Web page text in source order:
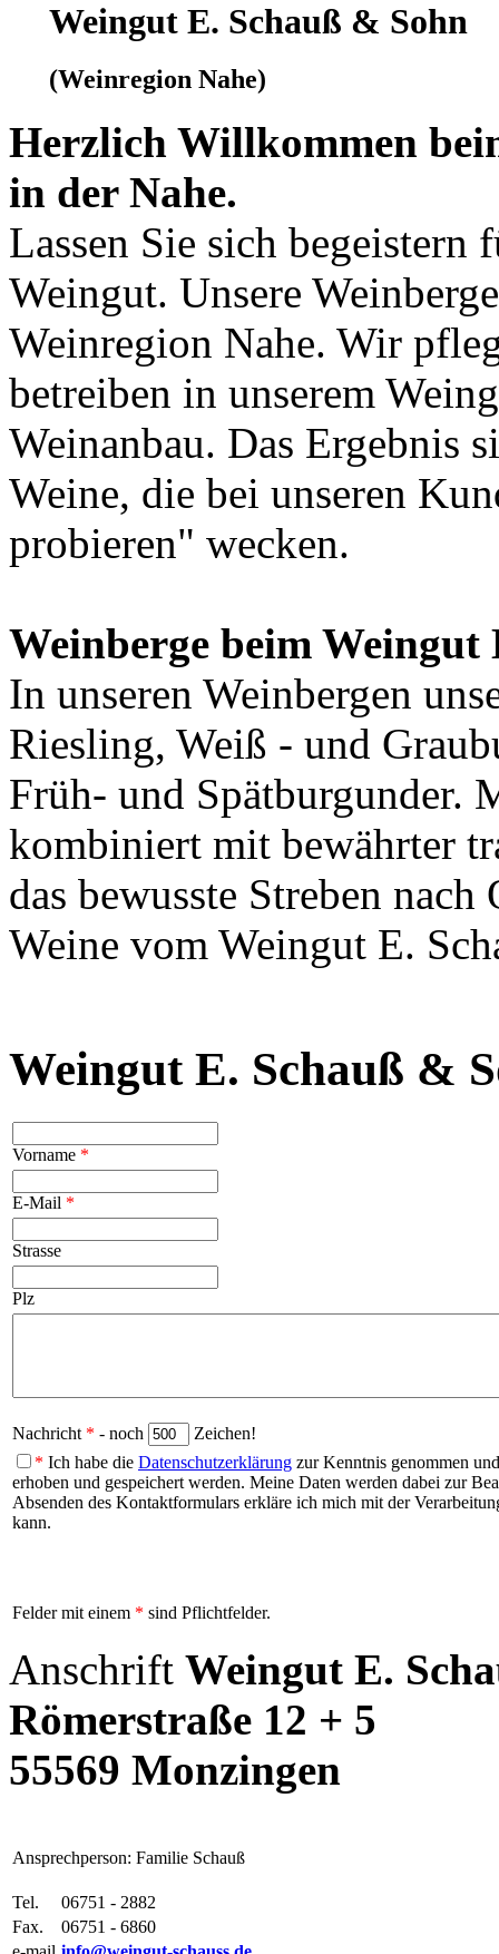
Weingut E. Schauß & Sohn
(Weinregion Nahe)
Herzlich Willkommen
in der Nahe.
Lassen Sie sich begeistern
Weingut. Unsere
Weinregion Nahe. Wir
betreiben in unserem
Weinanbau. Das Ergebnis
Weine, die bei unseren
probieren" wecken.
Weinberge beim Weingut
In unseren Weinbergen
Riesling, Weiß - und
Früh- und Spätburgunder.
kombiniert mit bewährter
das bewusste Streben
Weine vom Weingut E.
Weingut E. Schauß &
Vorname *
E-Mail *
Strasse
Plz
Nachricht * - noch
Zeichen!
* Ich habe die Datenschutzerklärung zur Kenntnis genommen
erhoben und gespeichert werden. Meine Daten werden dabei zur
Absenden des Kontaktformulars erkläre ich mich mit der
kann.
Felder mit einem * sind Pflichtfelder.
Anschrift Weingut E.
Römerstraße 12 + 5
55569 Monzingen
Ansprechperson: Familie Schauß
Tel.
06751 - 2882
Fax.
06751 - 6860